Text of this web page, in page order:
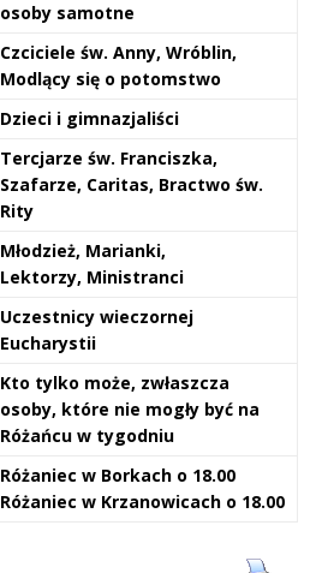
osoby samotne
Czciciele św. Anny, Wróblin,
Modlący się o potomstwo
Dzieci i gimnazjaliści
Tercjarze św. Franciszka,
Szafarze, Caritas, Bractwo św.
Rity
Młodzież, Marianki,
Lektorzy, Ministranci
Uczestnicy wieczornej
Eucharystii
Kto tylko może, zwłaszcza
osoby, które nie mogły być na
Różańcu w tygodniu
Różaniec w Borkach o 18.00
Różaniec w Krzanowicach o 18.00